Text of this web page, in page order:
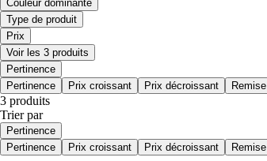
Couleur dominante
Type de produit
Prix
Voir les 3 produits
Pertinence
Pertinence
Prix croissant Prix décroissant Remise
3 produits
Trier par
Pertinence
Pertinence
Prix croissant Prix décroissant Remise